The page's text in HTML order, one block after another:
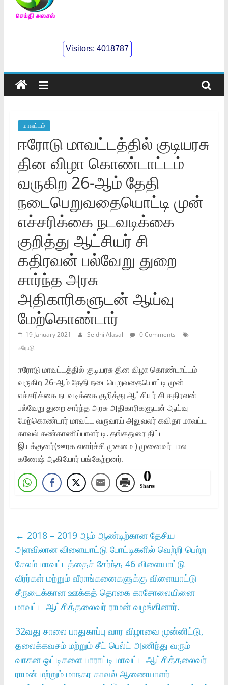
செய்திஅலசல்
Seidhialasal
Tamil
Online
Visitors:4018787
மாவட்டம்
ஈரோடு மாவட்டத்தில் குடியரசு
தின விழா கொண்டாட்டம்
வருகிற 26-ஆம் தேதி
நடைபெறுவதையொட்டி முன்
எச்சரிக்கை நடவடிக்கை
குறித்து ஆட்சியர் சி
கதிரவன் பல்வேறு துறை
சார்ந்த அரசு
அதிகாரிகளுடன் ஆய்வு
மேற்கொண்டார்
19 January 2021 Seidhi Alasal
0 Comments
ஈரோடு
ஈரோடு மாவட்டத்தில் குடியரசு தின விழா கொண்டாட்டம்
வருகிற 26-ஆம் தேதி நடைபெறுவதையொட்டி முன்
எச்சரிக்கை நடவடிக்கை குறித்து ஆட்சியர் சி கதிரவன்
பல்வேறு துறை சார்ந்த அரசு அதிகாரிகளுடன் ஆய்வு
மேற்கொண்டார் மாவட்ட வருவாய் அலுவலர் கவிதா மாவட்ட
காவல் கண்காணிப்பாளர் டி. தங்கதுரை திட்ட
இயக்குனர்(ஊரக வளர்ச்சி முகமை ) முனைவர் பால
கணேஷ் ஆகியோர் பங்கேற்றனர்.
0
Shares
← 2018 – 2019 ஆம் ஆண்டிற்கான தேசிய
அளவிலான விளையாட்டு போட்டிகளில் வெற்றி பெற்ற
சேலம் மாவட்டத்தைச் சேர்ந்த 46 விளையாட்டு
வீரர்கள் மற்றும் வீராங்கனைகளுக்கு விளையாட்டு
சீருடைக்கான ஊக்கத் தொகை காசோலையினை
மாவட்ட ஆட்சித்தலைவர் ராமன் வழங்கினார்.
32வது சாலை பாதுகாப்பு வார விழாவை முன்னிட்டு,
தலைக்கவசம் மற்றும் சீட் பெல்ட் அணிந்து வரும்
வாகன ஓட்டிகளை பாராட்டி மாவட்ட ஆட்சித்தலைவர்
ராமன் மற்றும் மாநகர காவல் ஆணையாளர்